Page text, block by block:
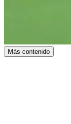
Más contenido